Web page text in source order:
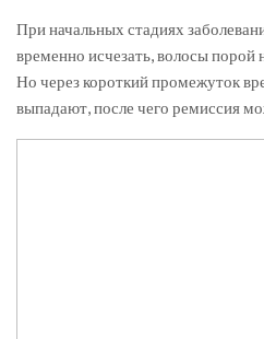
При начальных стадиях
временно исчезать, волосы
Но через короткий промежуток
выпадают, после чего ремиссия